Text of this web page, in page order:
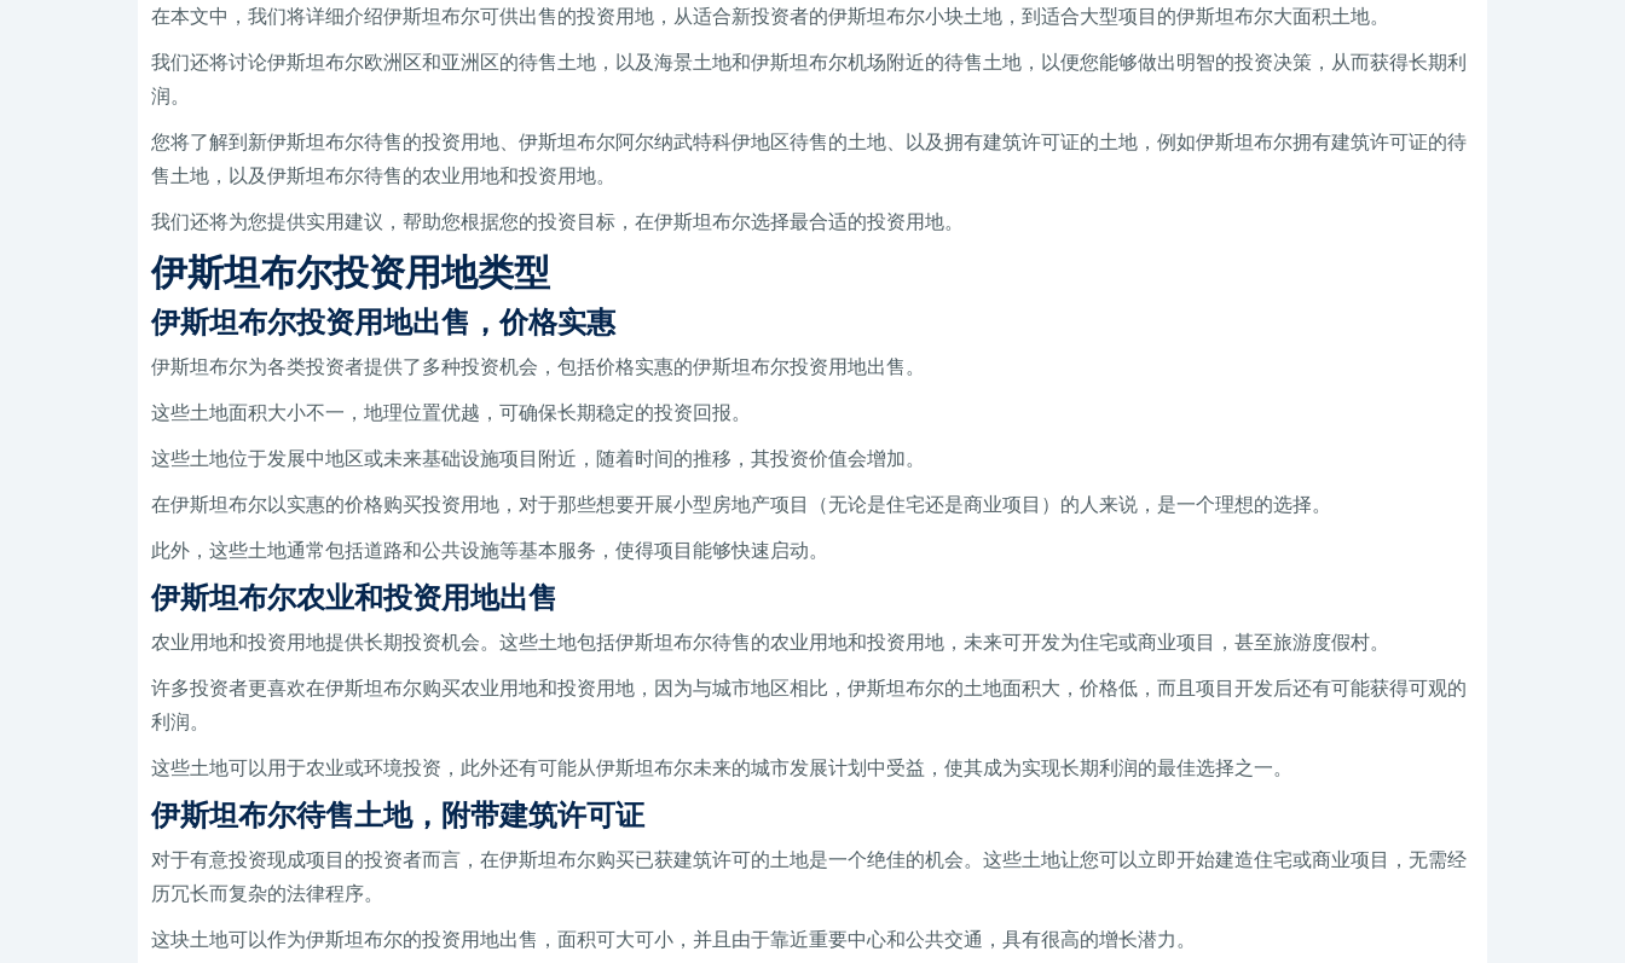
在本文中，我们将详细介绍伊斯坦布尔可供出售的投资用地，从适合新投资者的伊斯坦布尔小块土地，到适合大型项目的伊斯坦布尔大面积土地。
我们还将讨论伊斯坦布尔欧洲区和亚洲区的待售土地，以及海景土地和伊斯坦布尔机场附近的待售土地，以便您能够做出明智的投资决策，从而获得长期利
润。
您将了解到新伊斯坦布尔待售的投资用地、伊斯坦布尔阿尔纳武特科伊地区待售的土地、以及拥有建筑许可证的土地，例如伊斯坦布尔拥有建筑许可证的待
售土地，以及伊斯坦布尔待售的农业用地和投资用地。
我们还将为您提供实用建议，帮助您根据您的投资目标，在伊斯坦布尔选择最合适的投资用地。
伊斯坦布尔投资用地类型
伊斯坦布尔投资用地出售，价格实惠
伊斯坦布尔为各类投资者提供了多种投资机会，包括价格实惠的伊斯坦布尔投资用地出售。
这些土地面积大小不一，地理位置优越，可确保长期稳定的投资回报。
这些土地位于发展中地区或未来基础设施项目附近，随着时间的推移，其投资价值会增加。
在伊斯坦布尔以实惠的价格购买投资用地，对于那些想要开展小型房地产项目（无论是住宅还是商业项目）的人来说，是一个理想的选择。
此外，这些土地通常包括道路和公共设施等基本服务，使得项目能够快速启动。
伊斯坦布尔农业和投资用地出售
农业用地和投资用地提供长期投资机会。这些土地包括伊斯坦布尔待售的农业用地和投资用地，未来可开发为住宅或商业项目，甚至旅游度假村。
许多投资者更喜欢在伊斯坦布尔购买农业用地和投资用地，因为与城市地区相比，伊斯坦布尔的土地面积大，价格低，而且项目开发后还有可能获得可观的
利润。
这些土地可​​以用于农业或环境投资，此外还有可能从伊斯坦布尔未来的城市发展计划中受益，使其成为实现长期利润的最佳选择之一。
伊斯坦布尔待售土地，附带建筑许可证
对于有意投资现成项目的投资者而言，在伊斯坦布尔购买已获建筑许可的土地是一个绝佳的机会。这些土地让您可以立即开始建造住宅或商业项目，无需经
历冗长而复杂的法律程序。
这块土地可以作为伊斯坦布尔的投资用地出售，面积可大可小，并且由于靠近重要中心和公共交通，具有很高的增长潜力。